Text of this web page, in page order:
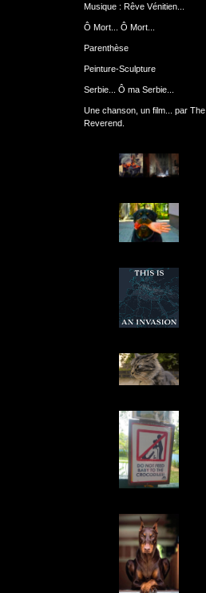
Musique : Rêve Vénitien...
Ô Mort... Ô Mort...
Parenthèse
Peinture-Sculpture
Serbie... Ô ma Serbie...
Une chanson, un film... par The
Reverend.